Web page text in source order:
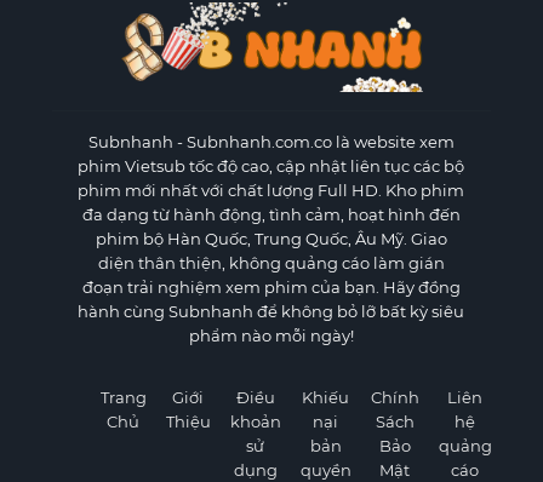
Subnhanh - Subnhanh.com.co là website xem
phim Vietsub tốc độ cao, cập nhật liên tục các bộ
phim mới nhất với chất lượng Full HD. Kho phim
đa dạng từ hành động, tình cảm, hoạt hình đến
phim bộ Hàn Quốc, Trung Quốc, Âu Mỹ. Giao
diện thân thiện, không quảng cáo làm gián
đoạn trải nghiệm xem phim của bạn. Hãy đồng
hành cùng Subnhanh để không bỏ lỡ bất kỳ siêu
phẩm nào mỗi ngày!
Trang
Chủ
Giới
Thiệu
Điều
khoản
sử
dụng
Khiếu
nại
bản
quyền
Chính
Sách
Bảo
Mật
Liên
hệ
quảng
cáo